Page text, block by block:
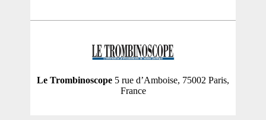
Le Trombinoscope 5 rue d’Amboise, 75002 Paris,
France